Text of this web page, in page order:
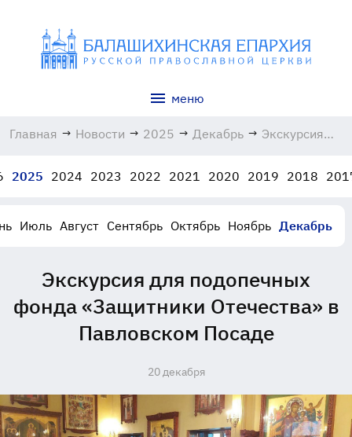
меню
Главная → Новости → 2025 → Декабрь → Экскурсия
фонда
Павловском
2025 2024 2023 2022 2021 2020 2019 2018
Июль Август Сентябрь Октябрь Ноябрь Декабрь
Экскурсия для подопечных
фонда «Защитники Отечества» в
Павловском Посаде
20 декабря